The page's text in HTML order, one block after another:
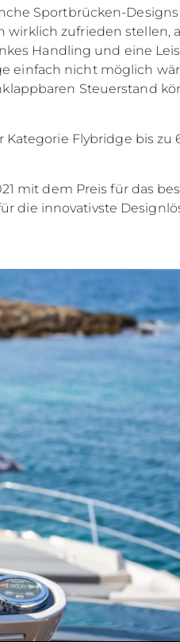
Sportbrücken-
wirklich zufrieden stellen,
Handling und eine
einfach nicht möglich
Steuerstand
Flybridge bis zu
mit dem Preis für das
die innovativste